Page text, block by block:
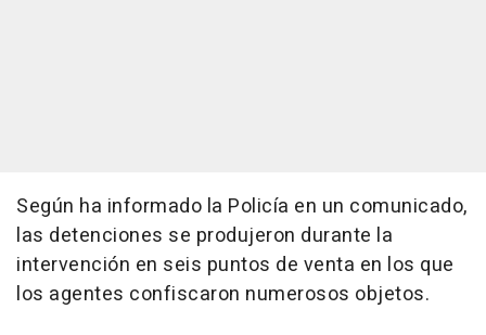
Según ha informado la Policía en un comunicado,
las detenciones se produjeron durante la
intervención en seis puntos de venta en los que
los agentes confiscaron numerosos objetos.